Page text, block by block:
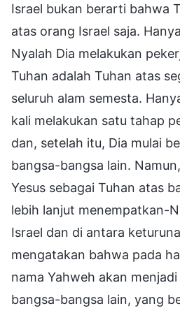
Israel bukan berarti bahwa
atas orang Israel saja.
Nyalah Dia melakukan
Tuhan adalah Tuhan atas
seluruh alam semesta.
kali melakukan satu tahap
dan, setelah itu, Dia mulai
bangsa-bangsa lain.
Yesus sebagai Tuhan atas
lebih lanjut menempatkan-
Israel dan di antara
mengatakan bahwa pada
nama Yahweh akan
bangsa-bangsa lain, yang